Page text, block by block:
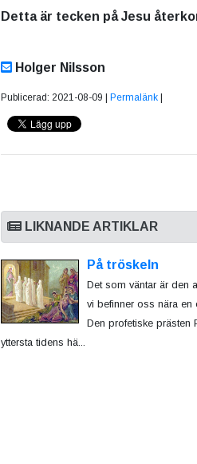
Detta är tecken på Jesu
Holger Nilsson
Publicerad: 2021-08-09 | Permalänk |
LIKNANDE ARTIKLAR
På tröskeln
Det som väntar är den
vi befinner oss nära en
Den profetiske prästen
yttersta tidens hä...